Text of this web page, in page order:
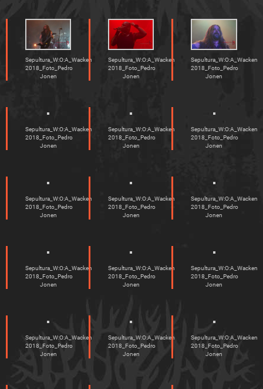
Sepultura_W:O:A_Wacken
2018_Foto_Pedro
Jonen
Sepultura_W:O:A_Wacken
2018_Foto_Pedro
Jonen
Sepultura_W:O:A_Wacken
2018_Foto_Pedro
Jonen
Sepultura_W:O:A_Wacken
2018_Foto_Pedro
Jonen
Sepultura_W:O:A_Wacken
2018_Foto_Pedro
Jonen
Sepultura_W:O:A_Wacken
2018_Foto_Pedro
Jonen
Sepultura_W:O:A_Wacken
2018_Foto_Pedro
Jonen
Sepultura_W:O:A_Wacken
2018_Foto_Pedro
Jonen
Sepultura_W:O:A_Wacken
2018_Foto_Pedro
Jonen
Sepultura_W:O:A_Wacken
2018_Foto_Pedro
Jonen
Sepultura_W:O:A_Wacken
2018_Foto_Pedro
Jonen
Sepultura_W:O:A_Wacken
2018_Foto_Pedro
Jonen
Sepultura_W:O:A_Wacken
2018_Foto_Pedro
Jonen
Sepultura_W:O:A_Wacken
2018_Foto_Pedro
Jonen
Sepultura_W:O:A_Wacken
2018_Foto_Pedro
Jonen